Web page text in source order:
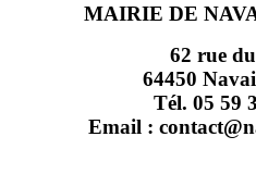
MAIRIE DE
62 rue
64450
Tél. 05 59
Email :